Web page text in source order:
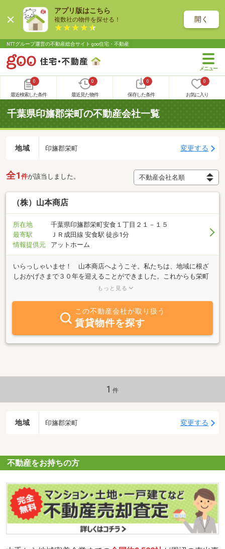
アプリ版はこちら
複数社の物件を探せる！ 開く
NTTグループ運営の不動産総合サイト goo住宅・不動産
0
最近検索した条件
0
最近見た物件
0
保存した条件
0
お気に入り
千葉県印旛郡栄町の不動産会社一覧
地域 印旛郡栄町 変更する
全1 件が該当しました。
（株）山本商店
所在地
千葉県印旛郡栄町安食１丁目２１－１５
最寄駅
ＪＲ成田線 安食駅 徒歩1分
情報提供元
アットホーム
いらっしゃいませ！ 山本商店へようこそ。私たちは、地域に根ざ
しおかげさまで３０年を迎えることができました。これからも栄町
を中心にお客様の「貸したい！」「借りたい！」のご要望に“一生懸
ますのでお気軽にお電話・ご来店下さい。スタッフ一同お待ちして
もっと見る
この不動産会社が取り扱う
賃貸物件を探す
1 件
地域 印旛郡栄町 変更する
不動産をお持ちの方